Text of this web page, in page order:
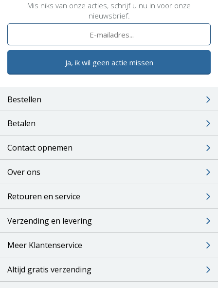
Mis niks van onze acties, schrijf u nu in voor onze
nieuwsbrief.
Ja, ik wil geen actie missen
Bestellen
Betalen
Contact opnemen
Over ons
Retouren en service
Verzending en levering
Meer Klantenservice
Altijd gratis verzending